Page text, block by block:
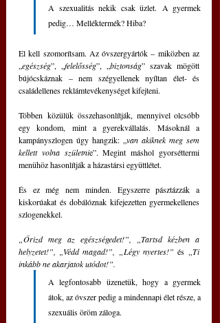
A szexualitás nekik csak üzlet. A gyermek
pedig… Melléktermék? Hiba?
El kell szomorítsam. Az óvszergyártók – miközben az
„egészség”, „felelősség”, „biztonság” szavak mögött
bújócskáznak – nem szégyellenek nyíltan élet- és
családellenes reklámtevékenységet kifejteni.
Többen közülük összehasonlítják, mennyivel olcsóbb
egy kondom, mint a gyerekvállalás. Másoknál a
kampányszlogen úgy hangzik: „van akiknek meg sem
kellett volna születnie”. Megint máshol gyorséttermi
menühöz hasonlítják a házastársi együttlétet.
És ez még nem minden. Egyszerre pásztázzák a
kiskorúakat és dobálóznak kifejezetten gyermekellenes
szlogenekkel.
„Őrizd meg az egészségedet!”, „Tartsd kézben a
helyzetet!”, „Védd magad!”, „Légy nyertes!” és „Ti
inkább ne akarjatok utódot!”.
A legfontosabb üzenetük, hogy a gyermek
átok, az óvszer pedig a mindennapi élet része, a
szexuális öröm záloga.